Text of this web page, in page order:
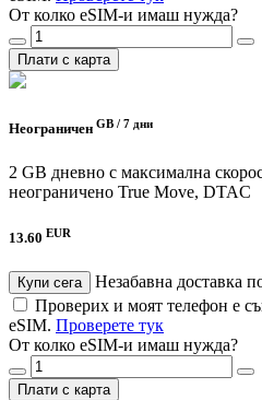
От колко eSIM-и имаш нужда?
Плати с карта
Неограничен GB / 7 дни
2 GB дневно с максимална
неограничено True Move, DTAC
13.60 EUR
Купи сега
Незабавна доставка
Проверих и моят телефон е
eSIM. Проверете тук
От колко eSIM-и имаш нужда?
Плати с карта